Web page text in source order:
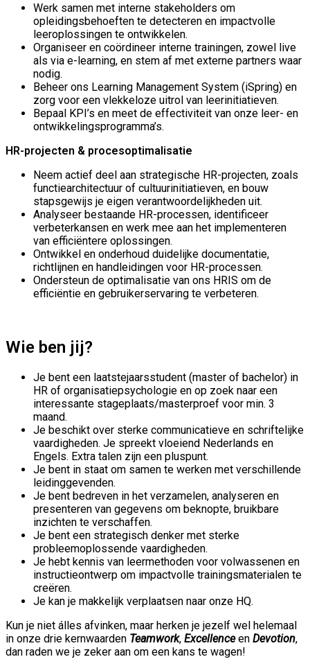
Werk samen met interne stakeholders om
opleidingsbehoeften te detecteren en impactvolle
leeroplossingen te ontwikkelen.
Organiseer en coördineer interne trainingen, zowel live
als via e-learning, en stem af met externe partners waar
nodig.
Beheer ons Learning Management System (iSpring) en
zorg voor een vlekkeloze uitrol van leerinitiatieven.
Bepaal KPI’s en meet de effectiviteit van onze leer- en
ontwikkelingsprogramma’s.
HR-projecten & procesoptimalisatie
Neem actief deel aan strategische HR-projecten, zoals
functiearchitectuur of cultuurinitiatieven, en bouw
stapsgewijs je eigen verantwoordelijkheden uit.
Analyseer bestaande HR-processen, identificeer
verbeterkansen en werk mee aan het implementeren
van efficiëntere oplossingen.
Ontwikkel en onderhoud duidelijke documentatie,
richtlijnen en handleidingen voor HR-processen.
Ondersteun de optimalisatie van ons HRIS om de
efficiëntie en gebruikerservaring te verbeteren.
Wie ben jij?
Je bent een laatstejaarsstudent (master of bachelor) in
HR of organisatiepsychologie en op zoek naar een
interessante stageplaats/masterproef voor min. 3
maand.
Je beschikt over sterke communicatieve en schriftelijke
vaardigheden. Je spreekt vloeiend Nederlands en
Engels. Extra talen zijn een pluspunt.
Je bent in staat om samen te werken met verschillende
leidinggevenden.
Je bent bedreven in het verzamelen, analyseren en
presenteren van gegevens om beknopte, bruikbare
inzichten te verschaffen.
Je bent een strategisch denker met sterke
probleemoplossende vaardigheden.
Je hebt kennis van leermethoden voor volwassenen en
instructieontwerp om impactvolle trainingsmaterialen te
creëren.
Je kan je makkelijk verplaatsen naar onze HQ.
Kun je niet álles afvinken, maar herken je jezelf wel helemaal
in onze drie kernwaarden Teamwork, Excellenceen Devotion,
dan raden we je zeker aan om een kans te wagen!